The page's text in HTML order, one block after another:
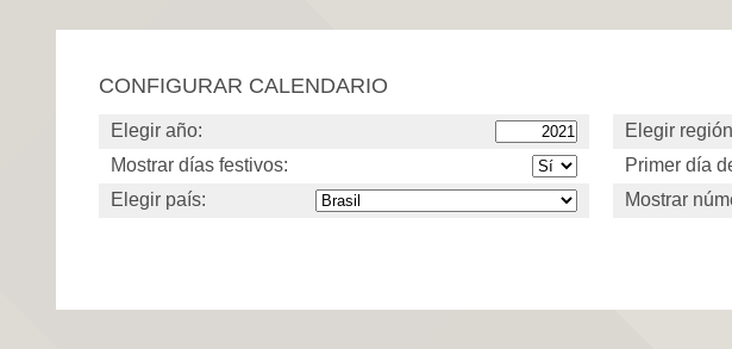
CONFIGURAR CALENDARIO
Elegir año:
Mostrar días festivos:
Elegir país:
Elegir
Primer día
Mostrar